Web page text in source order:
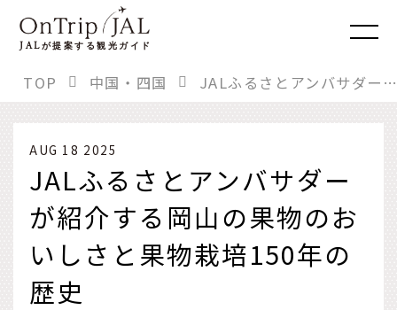
JALが提案する観光ガイド
TOP 中国・四国 JALふるさとアンバサダーが紹介する岡山の果物のおいしさと果物栽培150年の歴史
AUG 18 2025
JALふるさとアンバサダー
が紹介する岡山の果物のお
いしさと果物栽培150年の
歴史